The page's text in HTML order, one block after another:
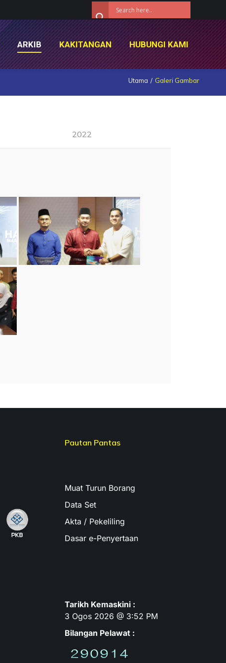
ARKIB KAKITANGAN HUBUNGI KAMI
Utama Galeri Gambar
2022
Pautan Pantas
Muat Turun Borang
Data Set
Akta / Pekeliling
Dasar e-Penyertaan
Tarikh Kemaskini :
3 Ogos 2026 @ 3:52 PM
Bilangan Pelawat :
ARKIB KAKITANGAN HUBUNGI KAMI